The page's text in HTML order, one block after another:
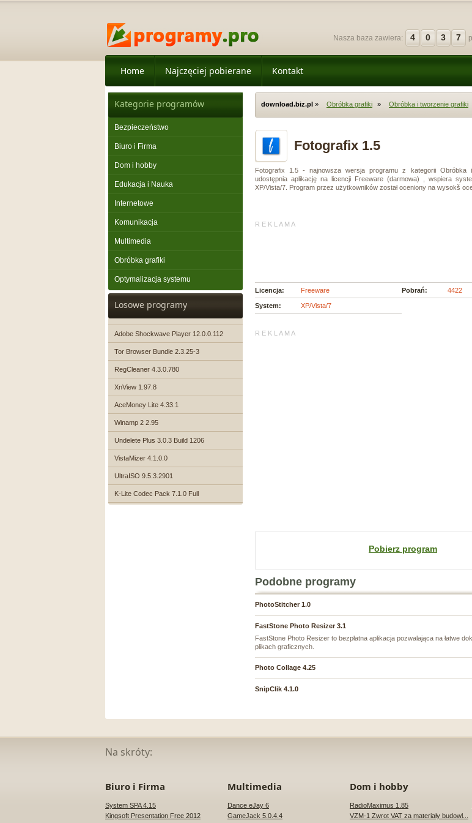
Nasza baza zawiera: 4 0 3 7
Home Najczęciej pobierane Kontakt
Kategorie programów
Bezpieczeństwo
Biuro i Firma
Dom i hobby
Edukacja i Nauka
Internetowe
Komunikacja
Multimedia
Obróbka grafiki
Optymalizacja systemu
Losowe programy
Adobe Shockwave Player 12.0.0.112
Tor Browser Bundle 2.3.25-3
RegCleaner 4.3.0.780
XnView 1.97.8
AceMoney Lite 4.33.1
Winamp 2 2.95
Undelete Plus 3.0.3 Build 1206
VistaMizer 4.1.0.0
UltraISO 9.5.3.2901
K-Lite Codec Pack 7.1.0 Full
download.biz.pl » Obróbka grafiki » Obróbka i tworzenie grafiki
Fotografix 1.5
Fotografix 1.5 - najnowsza wersja programu z kategorii Obróbka
udostępnia aplikację na licencji Freeware (darmowa) , wspiera
XP/Vista/7. Program przez użytkowników został oceniony na wysokš
R E K L A M A
Licencja: Freeware Pobrań: 4422
System: XP/Vista/7
R E K L A M A
Pobierz program
Podobne programy
PhotoStitcher 1.0
FastStone Photo Resizer 3.1
FastStone Photo Resizer to bezpłatna aplikacja pozwalająca na łatwe
plikach graficznych.
Photo Collage 4.25
SnipClik 4.1.0
Na skróty:
Biuro i Firma
System SPA 4.15
Kingsoft Presentation Free 2012
Multimedia
Dance eJay 6
GameJack 5.0.4.4
Dom i hobby
RadioMaximus 1.85
VZM-1 Zwrot VAT za materiały budowl...